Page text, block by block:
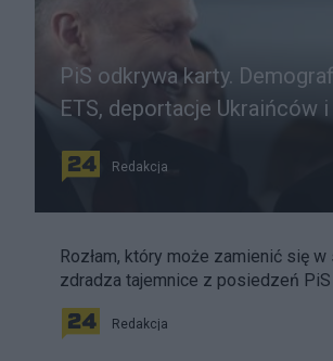
PiS odkrywa karty.
ETS, deportacje Ukraińców
Redakcja
Rozłam, który może zamienić się
zdradza tajemnice z posiedzeń PiS
Redakcja